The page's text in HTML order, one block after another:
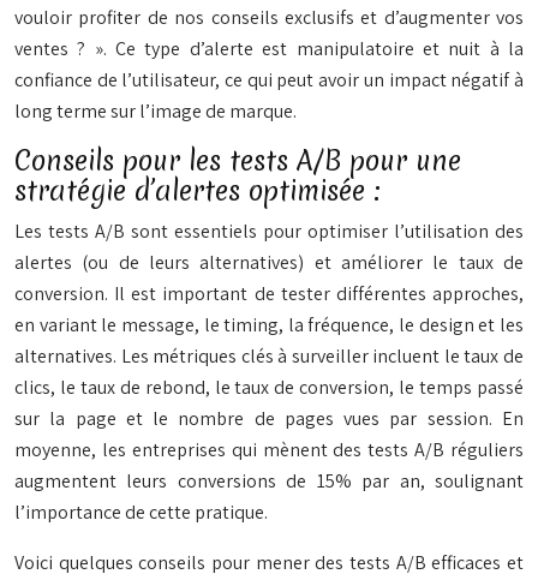
vouloir profiter de nos conseils exclusifs et d’augmenter vos
ventes ? ». Ce type d’alerte est manipulatoire et nuit à la
confiance de l’utilisateur, ce qui peut avoir un impact négatif à
long terme sur l’image de marque.
Conseils pour les tests A/B pour une
stratégie d’alertes optimisée :
Les tests A/B sont essentiels pour optimiser l’utilisation des
alertes (ou de leurs alternatives) et améliorer le taux de
conversion. Il est important de tester différentes approches,
en variant le message, le timing, la fréquence, le design et les
alternatives. Les métriques clés à surveiller incluent le taux de
clics, le taux de rebond, le taux de conversion, le temps passé
sur la page et le nombre de pages vues par session. En
moyenne, les entreprises qui mènent des tests A/B réguliers
augmentent leurs conversions de 15% par an, soulignant
l’importance de cette pratique.
Voici quelques conseils pour mener des tests A/B efficaces et